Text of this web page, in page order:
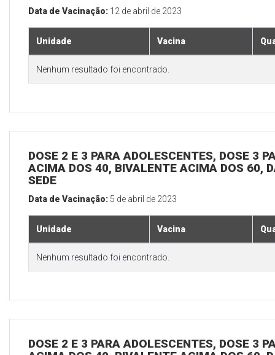
Data de Vacinação: 12 de abril de 2023
Unidade Vacina
Nenhum resultado foi encontrado.
DOSE 2 E 3 PARA ADOLESCENTES, DOSE 3
ACIMA DOS 40, BIVALENTE ACIMA DOS 60,
SEDE
Data de Vacinação: 5 de abril de 2023
Unidade Vacina
Nenhum resultado foi encontrado.
DOSE 2 E 3 PARA ADOLESCENTES, DOSE 3